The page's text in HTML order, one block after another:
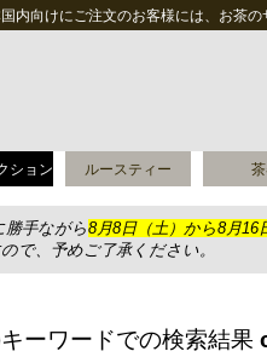
国内向けにご注文のお客様には、お茶の
ション ルースティー
手ながら8月8日（土）から8月16
で、予めご了承ください。
ーワードでの検索結果